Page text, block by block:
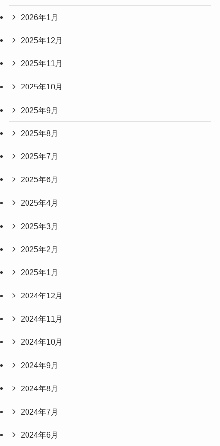
2026年1月
2025年12月
2025年11月
2025年10月
2025年9月
2025年8月
2025年7月
2025年6月
2025年4月
2025年3月
2025年2月
2025年1月
2024年12月
2024年11月
2024年10月
2024年9月
2024年8月
2024年7月
2024年6月